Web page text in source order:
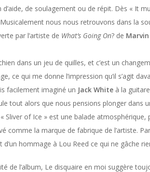
de soulagement ou de répit. Dès « It
nous nous retrouvons dans la
par l’artiste de What’s Going On? de
dans un jeu de quilles, et c’est un
ce qui me donne l’impression qu’il s’agit
facilement imaginé un Jack White à la
tout alors que nous pensions plonger dans
Sliver of Ice » est une balade atmosphérique,
comme la marque de fabrique de l’artiste.
hommage à Lou Reed ce qui ne gâche
de l’album, Le disquaire en moi suggère